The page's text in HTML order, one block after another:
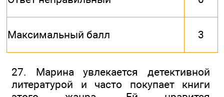
Максимальный балл 3
27. Марина увлекается детективной
литературой и часто покупает книги